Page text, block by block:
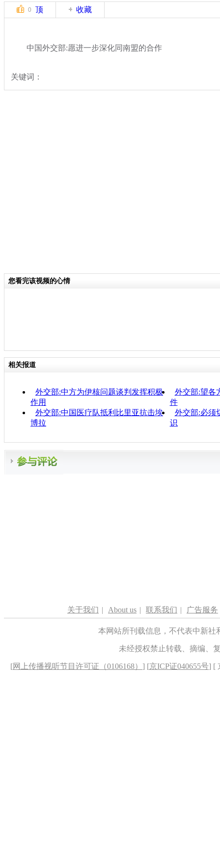
0 顶 收藏
中国外交部:愿进一步深化同南盟的合作
关键词：
您看完该视频的心情
相关报道
外交部:中方为伊核问题谈判发挥积极
作用
外交部:望各
件
外交部:中国医疗队抵利比里亚抗击埃
博拉
外交部:必须
识
关于我们 | About us | 联系我们 | 广告服务
本网站所刊载信息，不代表中新
未经授权禁止转载、摘编、
[网上传播视听节目许可证（0106168） ] [京ICP证040655号] [